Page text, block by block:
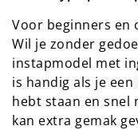
Voor beginners en
Wil je zonder
instapmodel met
is handig als je
hebt staan en snel
kan extra gemak